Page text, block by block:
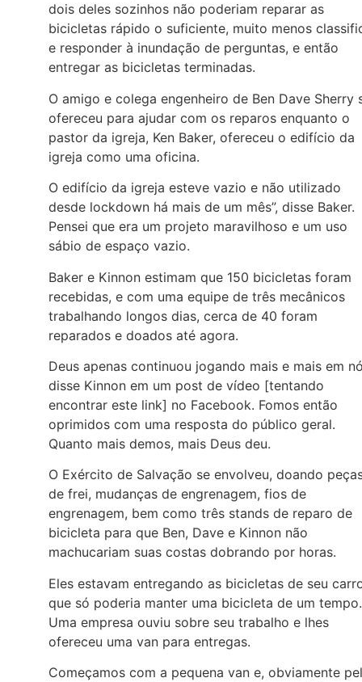
dois deles sozinhos não poderiam reparar as
bicicletas rápido o suficiente, muito menos
e responder à inundação de perguntas, e então
entregar as bicicletas terminadas.
O amigo e colega engenheiro de Ben Dave Sherry
ofereceu para ajudar com os reparos enquanto o
pastor da igreja, Ken Baker, ofereceu o edifício da
igreja como uma oficina.
O edifício da igreja esteve vazio e não utilizado
desde lockdown há mais de um mês”, disse Baker.
Pensei que era um projeto maravilhoso e um uso
sábio de espaço vazio.
Baker e Kinnon estimam que 150 bicicletas foram
recebidas, e com uma equipe de três mecânicos
trabalhando longos dias, cerca de 40 foram
reparados e doados até agora.
Deus apenas continuou jogando mais e mais em
disse Kinnon em um post de vídeo [tentando
encontrar este link] no Facebook. Fomos então
oprimidos com uma resposta do público geral.
Quanto mais demos, mais Deus deu.
O Exército de Salvação se envolveu, doando
de frei, mudanças de engrenagem, fios de
engrenagem, bem como três stands de reparo de
bicicleta para que Ben, Dave e Kinnon não
machucariam suas costas dobrando por horas.
Eles estavam entregando as bicicletas de seu
que só poderia manter uma bicicleta de um tempo.
Uma empresa ouviu sobre seu trabalho e lhes
ofereceu uma van para entregas.
Começamos com a pequena van e, obviamente